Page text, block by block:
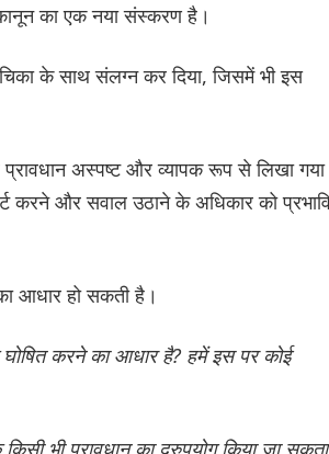
का एक नया संस्करण है।
के साथ संलग्न कर दिया, जिसमें भी इस
प्रावधान अस्पष्ट और व्यापक रूप से लिखा
करने और सवाल उठाने के अधिकार को
आधार हो सकती है।
करने का आधार है? हमें इस पर कोई
भी प्रावधान का दुरुपयोग किया जा सकता